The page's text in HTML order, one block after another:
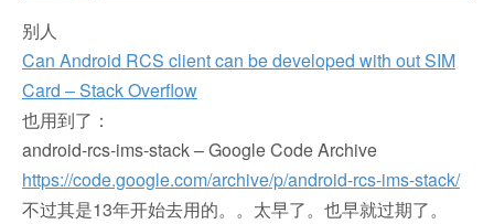
别人
Can Android RCS client can be developed with out SIM
Card – Stack Overflow
也用到了：
android-rcs-ims-stack –Google Code Archive
https://code.google.com/archive/p/android-rcs-ims-stack/
不过其是13年开始去用的。。太早了。也早就过期了。